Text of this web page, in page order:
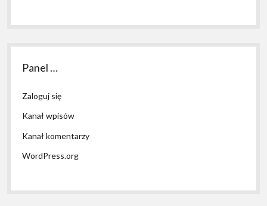
Panel …
Zaloguj się
Kanał wpisów
Kanał komentarzy
WordPress.org